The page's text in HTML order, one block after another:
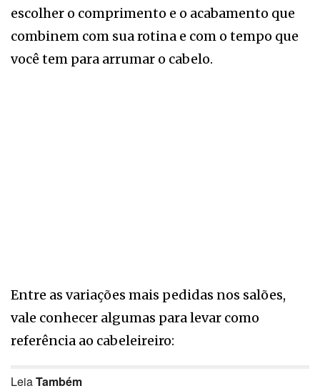
escolher o comprimento e o acabamento que
combinem com sua rotina e com o tempo que
você tem para arrumar o cabelo.
Entre as variações mais pedidas nos salões,
vale conhecer algumas para levar como
referência ao cabeleireiro:
LeiaTambém